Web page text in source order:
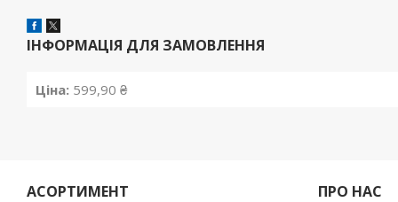
ІНФОРМАЦІЯ ДЛЯ ЗАМОВЛЕННЯ
Ціна: 599,90 ₴
АСОРТИМЕНТ ПРО НАС